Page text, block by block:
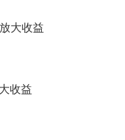
大收益
收益